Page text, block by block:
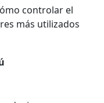
controlar el
más utilizados